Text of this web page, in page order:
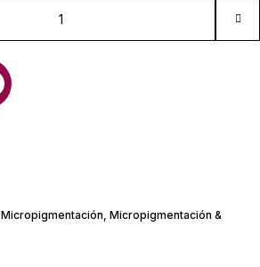
Micropigmentación, Micropigmentación &